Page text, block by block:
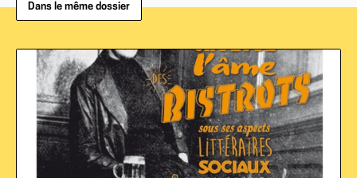
Dans le même dossier